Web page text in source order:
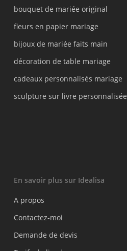
bouquet de mariée original
fleurs en papier mariage
bijoux de mariée faits main
décoration de table mariage
cadeaux personnalisés mariage
sculpture sur livre personnalisée
En savoir plus sur Idealisa
A propos
Contactez-moi
Demande de devis